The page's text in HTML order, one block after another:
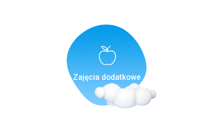
Zajęcia dodatkowe